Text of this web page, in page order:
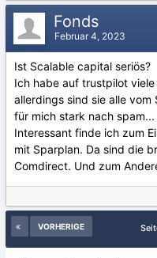
Fonds
Februar 4, 2023
Ist Scalable capital seriös?
Ich habe auf trustpilot
allerdings sind sie alle
für mich stark nach spam...
Interessant finde ich zum
mit Sparplan. Da sind die
Comdirect. Und zum
VORHERIGE